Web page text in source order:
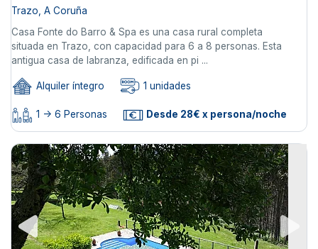
Trazo, A Coruña
Casa Fonte do Barro & Spa es una casa rural completa
situada en Trazo, con capacidad para 6 a 8 personas. Esta
antigua casa de labranza, edificada en pi ...
Alquiler íntegro 1 unidades
1 -> 6 Personas Desde 28€ x persona/noche